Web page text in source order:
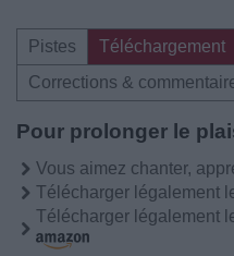
Pistes
Téléchargement
Corrections &
Pour prolonger le
Vous aimez chanter,
Télécharger légalement
Télécharger légalement